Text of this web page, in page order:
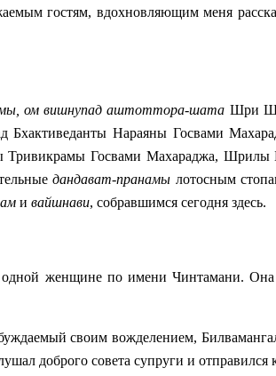
гостям, вдохновляющим меня
ом вишнупад аштоттора-шата Шри
Нараяны Госвами
Тривикрамы Госвами Махараджа, Шрилы
дандават-пранамы лотосным
и вайшнави, собравшимся сегодня здесь.
женщине по имени Чинтамани.
своим вожделением,
доброго совета супруги и